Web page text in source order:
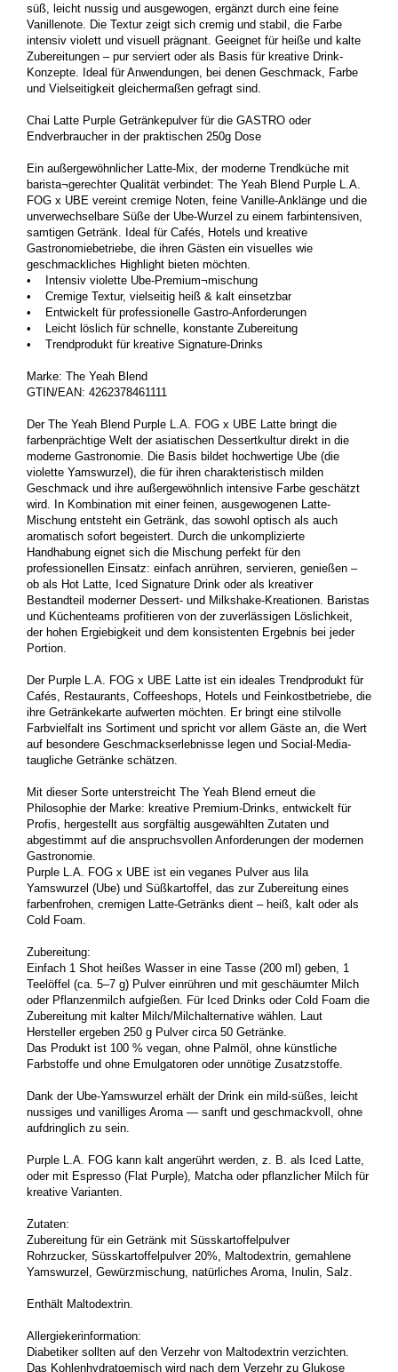
süß, leicht nussig und ausgewogen, ergänzt durch eine feine
Vanillenote. Die Textur zeigt sich cremig und stabil, die Farbe
intensiv violett und visuell prägnant. Geeignet für heiße und kalte
Zubereitungen – pur serviert oder als Basis für kreative Drink-
Konzepte. Ideal für Anwendungen, bei denen Geschmack, Farbe
und Vielseitigkeit gleichermaßen gefragt sind.
Chai Latte Purple Getränkepulver für die GASTRO oder
Endverbraucher in der praktischen 250g Dose
Ein außergewöhnlicher Latte-Mix, der moderne Trendküche mit
barista¬gerechter Qualität verbindet: The Yeah Blend Purple L.A.
FOG x UBE vereint cremige Noten, feine Vanille-Anklänge und die
unverwechselbare Süße der Ube-Wurzel zu einem farbintensiven,
samtigen Getränk. Ideal für Cafés, Hotels und kreative
Gastronomiebetriebe, die ihren Gästen ein visuelles wie
geschmackliches Highlight bieten möchten.
• Intensiv violette Ube-Premium¬mischung
• Cremige Textur, vielseitig heiß & kalt einsetzbar
• Entwickelt für professionelle Gastro-Anforderungen
• Leicht löslich für schnelle, konstante Zubereitung
• Trendprodukt für kreative Signature-Drinks
Marke: The Yeah Blend
GTIN/EAN: 4262378461111
Der The Yeah Blend Purple L.A. FOG x UBE Latte bringt die
farbenprächtige Welt der asiatischen Dessertkultur direkt in die
moderne Gastronomie. Die Basis bildet hochwertige Ube (die
violette Yamswurzel), die für ihren charakteristisch milden
Geschmack und ihre außergewöhnlich intensive Farbe geschätzt
wird. In Kombination mit einer feinen, ausgewogenen Latte-
Mischung entsteht ein Getränk, das sowohl optisch als auch
aromatisch sofort begeistert. Durch die unkomplizierte
Handhabung eignet sich die Mischung perfekt für den
professionellen Einsatz: einfach anrühren, servieren, genießen –
ob als Hot Latte, Iced Signature Drink oder als kreativer
Bestandteil moderner Dessert- und Milkshake-Kreationen. Baristas
und Küchenteams profitieren von der zuverlässigen Löslichkeit,
der hohen Ergiebigkeit und dem konsistenten Ergebnis bei jeder
Portion.
Der Purple L.A. FOG x UBE Latte ist ein ideales Trendprodukt für
Cafés, Restaurants, Coffeeshops, Hotels und Feinkostbetriebe, die
ihre Getränkekarte aufwerten möchten. Er bringt eine stilvolle
Farbvielfalt ins Sortiment und spricht vor allem Gäste an, die Wert
auf besondere Geschmackserlebnisse legen und Social-Media-
taugliche Getränke schätzen.
Mit dieser Sorte unterstreicht The Yeah Blend erneut die
Philosophie der Marke: kreative Premium-Drinks, entwickelt für
Profis, hergestellt aus sorgfältig ausgewählten Zutaten und
abgestimmt auf die anspruchsvollen Anforderungen der modernen
Gastronomie.
Purple L.A. FOG x UBE ist ein veganes Pulver aus lila
Yamswurzel (Ube) und Süßkartoffel, das zur Zubereitung eines
farbenfrohen, cremigen Latte-Getränks dient – heiß, kalt oder als
Cold Foam.
Zubereitung:
Einfach 1 Shot heißes Wasser in eine Tasse (200 ml) geben, 1
Teelöffel (ca. 5–7 g) Pulver einrühren und mit geschäumter Milch
oder Pflanzenmilch aufgießen. Für Iced Drinks oder Cold Foam die
Zubereitung mit kalter Milch/Milchalternative wählen. Laut
Hersteller ergeben 250 g Pulver circa 50 Getränke.
Das Produkt ist 100 % vegan, ohne Palmöl, ohne künstliche
Farbstoffe und ohne Emulgatoren oder unnötige Zusatzstoffe.
Dank der Ube-Yamswurzel erhält der Drink ein mild-süßes, leicht
nussiges und vanilliges Aroma — sanft und geschmackvoll, ohne
aufdringlich zu sein.
Purple L.A. FOG kann kalt angerührt werden, z. B. als Iced Latte,
oder mit Espresso (Flat Purple), Matcha oder pflanzlicher Milch für
kreative Varianten.
Zutaten:
Zubereitung für ein Getränk mit Süsskartoffelpulver
Rohrzucker, Süsskartoffelpulver 20%, Maltodextrin, gemahlene
Yamswurzel, Gewürzmischung, natürliches Aroma, Inulin, Salz.
Enthält Maltodextrin.
Allergiekerinformation:
Diabetiker sollten auf den Verzehr von Maltodextrin verzichten.
Das Kohlenhydratgemisch wird nach dem Verzehr zu Glukose